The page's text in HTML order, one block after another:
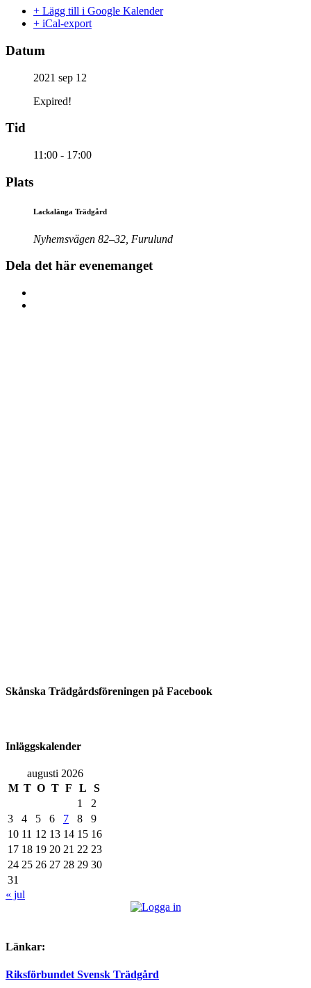
+ Lägg till i Google Kalender
+ iCal-export
Datum
2021 sep 12
Expired!
Tid
11:00 - 17:00
Plats
Lackalänga Trädgård
Nyhemsvägen 82–32, Furulund
Dela det här evenemanget
Skånska Trädgårdsföreningen på Facebook
Inläggskalender
augusti 2026
M T O T F L
S
1
2
3
4 5 6 7 8
9
10 11 12 13 14 15 16
17 18 19 20 21 22 23
24 25 26 27 28 29 30
31
« jul
Länkar:
Riksförbundet Svensk Trädgård